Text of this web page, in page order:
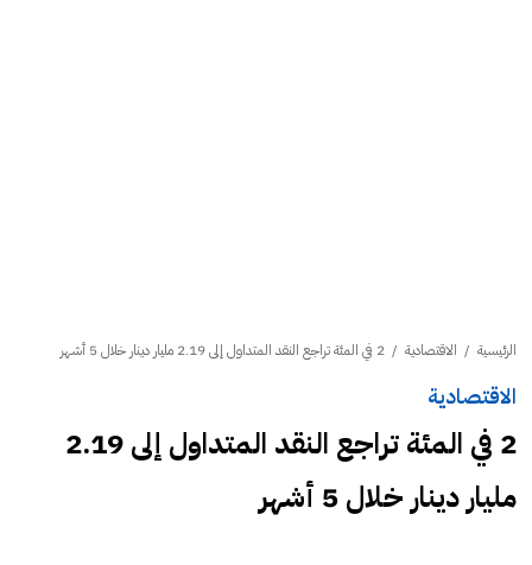
الرئيسية / الاقتصادية / 2 في المئة تراجع النقد المتداول إلى 2.19 مليار دينار خلال 5 أشهر
الاقتصادية
2 في المئة تراجع النقد المتداول إلى 2.19
مليار دينار خلال 5 أشهر